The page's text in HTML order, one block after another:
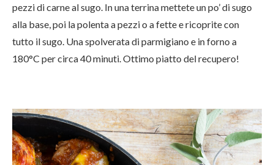
pezzi di carne al sugo. In una terrina mettete un po’ di sugo
alla base, poi la polenta a pezzi o a fette e ricoprite con
tutto il sugo. Una spolverata di parmigiano e in forno a
180°C per circa 40 minuti. Ottimo piatto del recupero!